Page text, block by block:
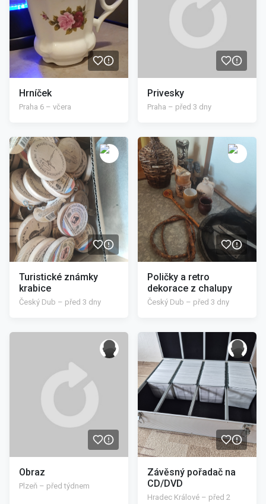
Hrníček
Praha 6 – včera
Privesky
Praha – před 3 dny
/>
Turistické známky
krabice
Český Dub – před 3 dny
/>
Poličky a retro
dekorace z chalupy
Český Dub – před 3 dny
Obraz
Plzeň – před týdnem
Závěsný pořadač na
CD/DVD
Hradec Králové – před 2